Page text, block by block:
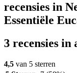
recensies in
Essentiële
3 recensies in
4,5 van 5 sterren